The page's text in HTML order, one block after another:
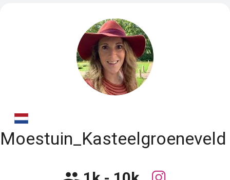
Moestuin_Kasteelgroeneveld